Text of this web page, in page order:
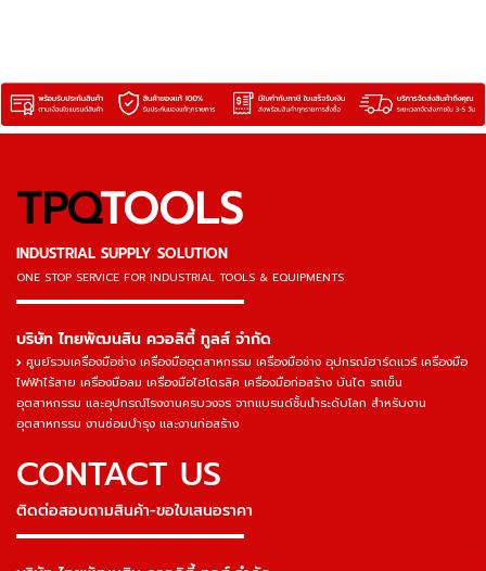
TPQTOOLS
INDUSTRIAL SUPPLY SOLUTION
ONE STOP SERVICE FOR INDUSTRIAL TOOLS & EQUIPMENTS
▬▬▬▬▬▬▬▬▬▬▬▬▬▬▬
บริษัท ไทยพัฒนสิน ควอลิตี้ ทูลส์ จำกัด
ศูนย์รวมเครื่องมือช่าง เครื่องมืออุตสาหกรรม เครื่องมือช่าง อุปกรณ์ฮาร์ดแวร์ เครื่องมือ
ไฟฟ้าไร้สาย เครื่องมือลม เครื่องมือไฮโดรลิค เครื่องมือก่อสร้าง บันได รถเข็น
อุตสาหกรรม และอุปกรณ์โรงงานครบวงจร จากแบรนด์ชั้นนำระดับโลก สำหรับงาน
อุตสาหกรรม งานซ่อมบำรุง และงานก่อสร้าง
CONTACT US
ติดต่อสอบถามสินค้า-ขอใบเสนอราคา
▬▬▬▬▬▬▬▬▬▬▬▬▬▬▬